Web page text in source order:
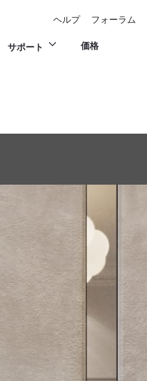
ヘルプ フォーラム
サポート 価格